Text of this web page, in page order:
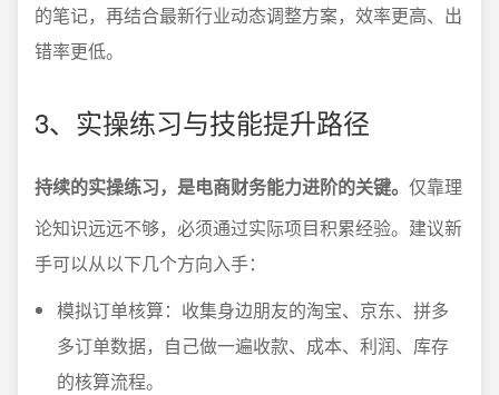
的笔记，再结合最新行业动态调整方案，效率更高、出
错率更低。
3、实操练习与技能提升路径
持续的实操练习，是电商财务能力进阶的关键。 仅靠理
论知识远远不够，必须通过实际项目积累经验。建议新
手可以从以下几个方向入手：
模拟订单核算：收集身边朋友的淘宝、京东、拼多
多订单数据，自己做一遍收款、成本、利润、库存
的核算流程。